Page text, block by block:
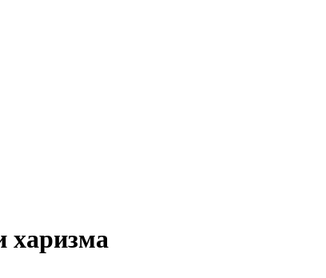
харизма